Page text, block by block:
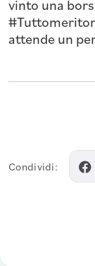
vinto una
attende un
Condividi: